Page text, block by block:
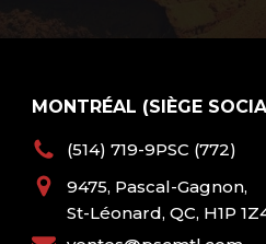
MONTRÉAL (SIÈGE
(514) 719-9PSC (772)
9475, Pascal-Gagnon,
St-Léonard, QC, H1P